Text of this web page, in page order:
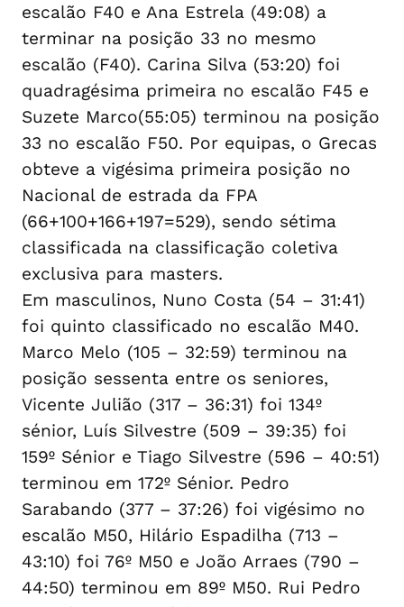
escalão F40 e Ana Estrela (49:08) a
terminar na posição 33 no mesmo
escalão (F40). Carina Silva (53:20) foi
quadragésima primeira no escalão F45 e
Suzete Marco(55:05) terminou na posição
33 no escalão F50. Por equipas, o Grecas
obteve a vigésima primeira posição no
Nacional de estrada da FPA
(66+100+166+197=529), sendo sétima
classificada na classificação coletiva
exclusiva para masters.
Em masculinos, Nuno Costa (54 – 31:41)
foi quinto classificado no escalão M40.
Marco Melo (105 – 32:59) terminou na
posição sessenta entre os seniores,
Vicente Julião (317 – 36:31) foi 134º
sénior, Luís Silvestre (509 – 39:35) foi
159º Sénior e Tiago Silvestre (596 – 40:51)
terminou em 172º Sénior. Pedro
Sarabando (377 – 37:26) foi vigésimo no
escalão M50, Hilário Espadilha (713 –
43:10) foi 76º M50 e João Arraes (790 –
44:50) terminou em 89º M50. Rui Pedro